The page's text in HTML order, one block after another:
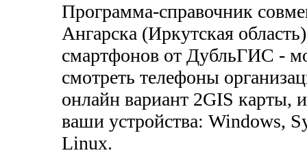
Программа-справочник
Ангарска (Иркутская
смартфонов от ДубльГИС -
смотреть телефоны
онлайн вариант 2GIS карты,
ваши устройства: Windows,
Linux.